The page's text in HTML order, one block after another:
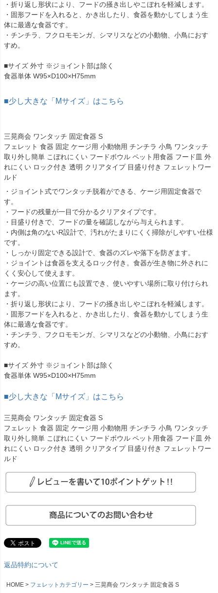
・折り返し形状により、フードの掻き出しやこぼれを軽減します。
・固形フードを入れると、かき出したり、食器を動かしてしまう生
体に最適な食器です。
・チンチラ、フクロモモンガ、シマリスなどの小動物、小鳥におす
すめ。
■サイズ 外寸 ※ジョイント部は除く
食器単体 W95×D100×H75mm
■少し大きな「Mサイズ」はこちら
三晃商会 ワンタッチ 固定食器 S
フェレット 食器 固定 ケージ用 小動物用 チンチラ 小鳥 ワンタッチ
取り外し簡単 こぼれにくい フードボウル ペット用食器 フード皿 外
れにくい ロック付き 透明 クリアタイプ 目盛り付き フェレットワー
ルド
・ジョイント式でワンタッチ脱着ができる、ケージ用固定食器で
す。
・フードの残量が一目で分かるクリアタイプです。
・目盛り付きで、フードの量を確認しながら与えられます。
・内側は角のないR設計で、汚れがたまりにくく掃除がしやすい仕様
です。
・しっかり固定できる設計で、食器のズレや落下を防ぎます。
・ジョイントは食器を支えるロック付き。食器が生き物に外されに
くく安心して使えます。
・ケージの高い位置にも設置でき、使いやすい場所に取り付けられ
ます。
・折り返し形状により、フードの掻き出しやこぼれを軽減します。
・固形フードを入れると、かき出したり、食器を動かしてしまう生
体に最適な食器です。
・チンチラ、フクロモモンガ、シマリスなどの小動物、小鳥におす
すめ。
■サイズ 外寸 ※ジョイント部は除く
食器単体 W95×D100×H75mm
■少し大きな「Mサイズ」はこちら
三晃商会 ワンタッチ 固定食器 S
フェレット 食器 固定 ケージ用 小動物用 チンチラ 小鳥 ワンタッチ
取り外し簡単 こぼれにくい フードボウル ペット用食器 フード皿 外
れにくい ロック付き 透明 クリアタイプ 目盛り付き フェレットワー
ルド
返品特約について
HOME フェレットカテゴリー 三晃商会 ワンタッチ 固定食器 S